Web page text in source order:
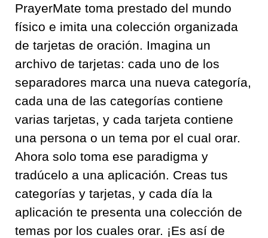
PrayerMate toma prestado del mundo
físico e imita una colección organizada
de tarjetas de oración. Imagina un
archivo de tarjetas: cada uno de los
separadores marca una nueva categoría,
cada una de las categorías contiene
varias tarjetas, y cada tarjeta contiene
una persona o un tema por el cual orar.
Ahora solo toma ese paradigma y
tradúcelo a una aplicación. Creas tus
categorías y tarjetas, y cada día la
aplicación te presenta una colección de
temas por los cuales orar. ¡Es así de